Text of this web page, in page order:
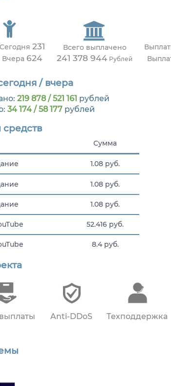
231
624
Всего выплачено
241 378 944 Рублей
/ вчера
219 878 / 521 161 рублей
34 174 / 58 177 рублей
Сумма
1.08 руб.
1.08 руб.
1.08 руб.
52.416 руб.
8.4 руб.
Anti-DDoS Техподдержка